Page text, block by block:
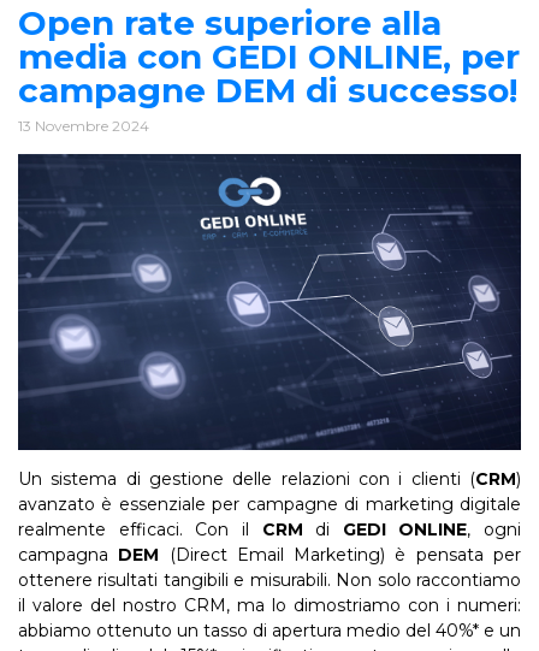
Open rate superiore alla
media con GEDI ONLINE, per
campagne DEM di successo!
13 Novembre 2024
Un sistema di gestione delle relazioni con i clienti (CRM)
avanzato è essenziale per campagne di marketing digitale
realmente efficaci. Con il CRM di GEDI ONLINE, ogni
campagna DEM (Direct Email Marketing) è pensata per
ottenere risultati tangibili e misurabili. Non solo raccontiamo
il valore del nostro CRM, ma lo dimostriamo con i numeri:
abbiamo ottenuto un tasso di apertura medio del 40%* e un